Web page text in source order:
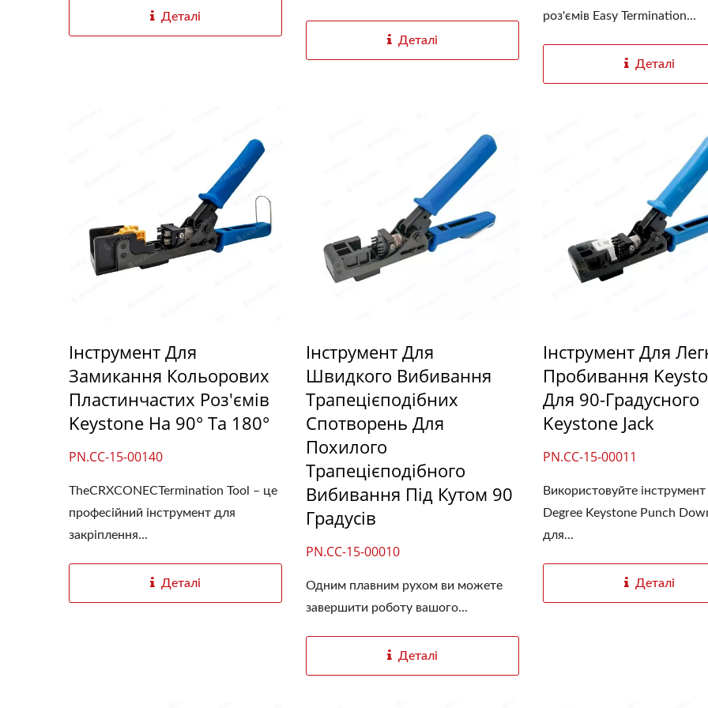
Деталі
Деталі
роз'ємів Easy Termination...
Деталі
Інструмент Для
Замикання Кольорових
Пластинчастих Роз'ємів
Keystone На 90° Та 180°
PN.CC-15-00140
TheCRXCONECTermination Tool – це
професійний інструмент для
закріплення...
Деталі
Інструмент Для
Швидкого Вибивання
Трапецієподібних
Спотворень Для
Похилого
Трапецієподібного
Вибивання Під Кутом 90
Градусів
PN.CC-15-00010
Одним плавним рухом ви можете
завершити роботу вашого...
Деталі
Інструмент Для
Пробивання
Для 90-Градусного
Keystone Jack
PN.CC-15-00011
Використовуйте
Degree Keystone Punch
для...
Деталі